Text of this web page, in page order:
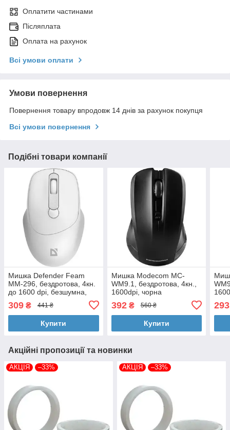
Оплатити частинами
Післяплата
Оплата на рахунок
Всі умови оплати
Умови повернення
Повернення товару впродовж 14 днів за рахунок покупця
Всі умови повернення
Подібні товари компанії
Мишка Defender Feam
MM-296, бездротова, 4кн.
до 1600 dpi, безшумна,
309 ₴ 441 ₴
Купити
Мишка Modecom MC-
WM9.1, бездротова, 4кн.,
1600dpi, чорна
392₴ 560 ₴
Купити
293
Акційні пропозиції та новинки
АКЦІЯ –33% АКЦІЯ –33%